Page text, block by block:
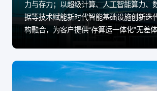
力与存力；以超级计算、人工智能算力、
据等技术赋能新时代智能基础设施创新迭
构融合，为客户提供“存算运一体化”无差体